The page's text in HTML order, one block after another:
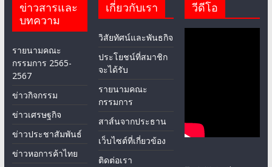
รายนามคณะ
กรรมการ 2565-
2567
ข่าวกิจกรรม
ข่าวเศรษฐกิจ
ข่าวประชาสัมพันธ์
ข่าวหอการค้าไทย
รวมงานเขียนและ
ประโยชน์ที่สมาชิก
กรรมการ
ติดต่อเรา
To initiate the
private sectors